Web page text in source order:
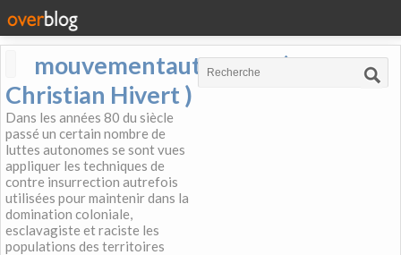
mouvementautonome (
Christian Hivert )
Dans les années 80 du siècle
passé un certain nombre de
luttes autonomes se sont vues
appliquer les techniques de
contre insurrection autrefois
utilisées pour maintenir dans la
domination coloniale,
esclavagiste et raciste les
populations des territoires